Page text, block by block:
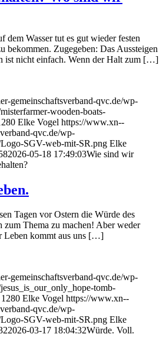
dem Wasser tut es gut wieder festen
bekommen. Zugegeben: Das Aussteigen
ist nicht einfach. Wenn der Halt zum […]
gemeinschaftsverband-qvc.de/wp-
wooden-boats-
Elke Vogel https://www.xn--
qvc.de/wp-
SGV-web-mit-SR.png Elke
2026-05-18 17:49:03Wie sind wir
Tagen vor Ostern die Würde des
zum Thema zu machen! Aber weder
Leben kommt aus uns […]
gemeinschaftsverband-qvc.de/wp-
tomb-
1280 Elke Vogel https://www.xn--
qvc.de/wp-
SGV-web-mit-SR.png Elke
2026-03-17 18:04:32Würde. Voll.